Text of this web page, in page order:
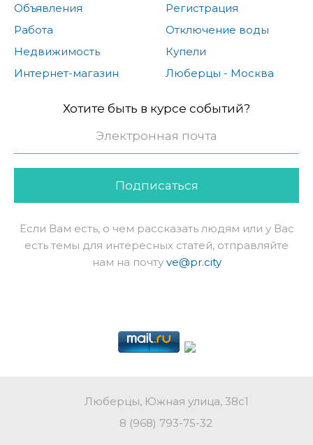
Объявления
Работа
Недвижимость
Интернет-магазин
Регистрация
Отключение воды
Купели
Люберцы - Москва
Хотите быть в курсе событий?
Подписаться
Если Вам есть, о чем рассказать людям или у Вас
есть темы для интересных статей, отправляйте
нам на почту ve@pr.city
Люберцы, Южная улица, 38с1
8 (968) 793-75-32